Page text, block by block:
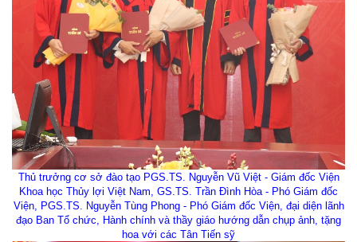
Thủ trưởng cơ sở đào tạo PGS.TS. Nguyễn Vũ Việt - Giám đốc Viện
Khoa học Thủy lợi Việt Nam, GS.TS. Trần Đình Hòa - Phó Giám đốc
Viện, PGS.TS. Nguyễn Tùng Phong - Phó Giám đốc Viện, đại diện lãnh
đạo Ban Tổ chức, Hành chính và thầy giáo hướng dẫn chụp ảnh, tặng
hoa với các Tân Tiến sỹ